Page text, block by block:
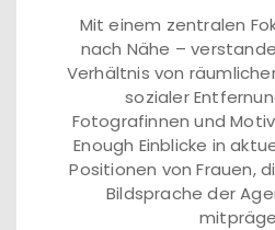
Mit einem zentralen
nach Nähe –
Verhältnis von
sozialer
Fotografinnen und
Enough Einblicke in
Positionen von Frauen,
Bildsprache der